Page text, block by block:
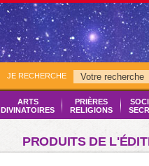
JE RECHERCHE
ARTS
DIVINATOIRES
PRIÈRES
RELIGIONS
PRODUITS DE